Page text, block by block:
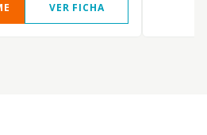
VER FICHA